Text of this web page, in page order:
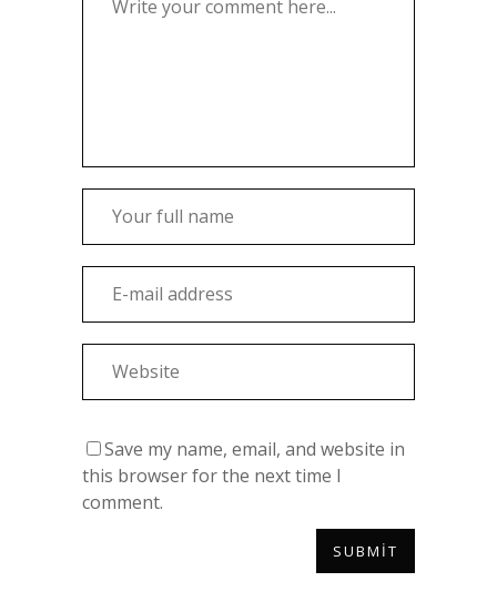
Save my name, email, and website in
this browser for the next time I
comment.